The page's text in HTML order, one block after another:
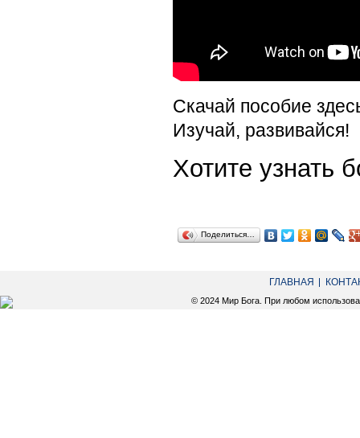
Скачай пособие
Изучай, развивайся!
Хотите
Поделиться…
ГЛАВНАЯ
© 2024 Мир Бога. При любом